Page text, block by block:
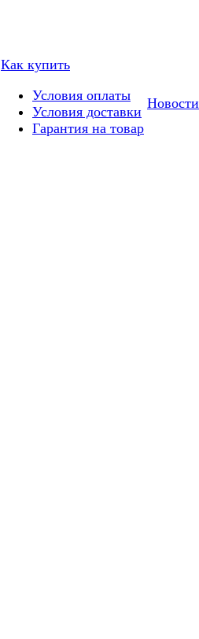
Как купить
Условия оплаты
Условия доставки
Гарантия на товар
Новости